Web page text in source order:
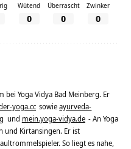
Wütend
0
Überrascht
0
Zwinker
0
bei Yoga Vidya Bad Meinberg. Er
yoga.cc sowieayurveda-
und mein.yoga-vidya.de - An Yoga
und Kirtansingen. Er ist
So liegt es nahe,